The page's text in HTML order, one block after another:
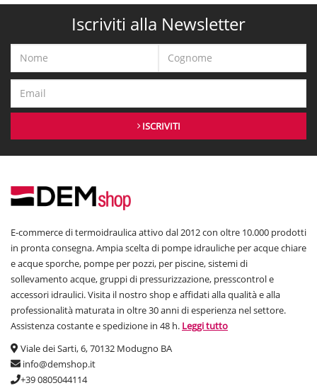
Iscriviti alla Newsletter
ISCRIVITI
E-commerce di termoidraulica attivo dal 2012 con oltre 10.000 prodotti
in pronta consegna. Ampia scelta di pompe idrauliche per acque chiare
e acque sporche, pompe per pozzi, per piscine, sistemi di
sollevamento acque, gruppi di pressurizzazione, presscontrol e
accessori idraulici. Visita il nostro shop e affidati alla qualità e alla
professionalità maturata in oltre 30 anni di esperienza nel settore.
Assistenza costante e spedizione in 48 h. Leggi tutto
Viale dei Sarti, 6, 70132 Modugno BA
info@demshop.it
+39 0805044114